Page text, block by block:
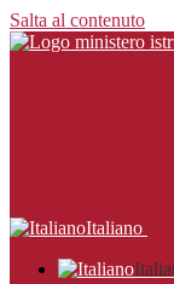
Salta al contenuto
Italiano